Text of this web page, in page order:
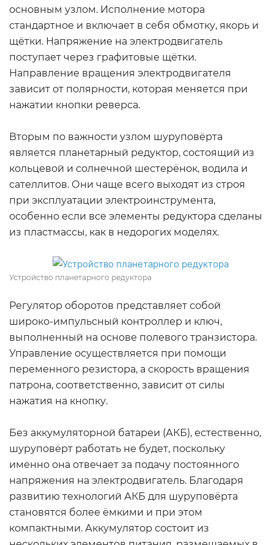
основным узлом. Исполнение мотора
стандартное и включает в себя обмотку, якорь и
щётки. Напряжение на электродвигатель
поступает через графитовые щётки.
Направление вращения электродвигателя
зависит от полярности, которая меняется при
нажатии кнопки реверса.
Вторым по важности узлом шуруповёрта
является планетарный редуктор, состоящий из
кольцевой и солнечной шестерёнок, водила и
сателлитов. Они чаще всего выходят из строя
при эксплуатации электроинструмента,
особенно если все элементы редуктора сделаны
из пластмассы, как в недорогих моделях.
Устройство планетарного редуктора
Регулятор оборотов представляет собой
широко-импульсный контроллер и ключ,
выполненный на основе полевого транзистора.
Управление осуществляется при помощи
переменного резистора, а скорость вращения
патрона, соответственно, зависит от силы
нажатия на кнопку.
Без аккумуляторной батареи (АКБ), естественно,
шуруповёрт работать не будет, поскольку
именно она отвечает за подачу постоянного
напряжения на электродвигатель. Благодаря
развитию технологий АКБ для шуруповёрта
становятся более ёмкими и при этом
компактными. Аккумулятор состоит из